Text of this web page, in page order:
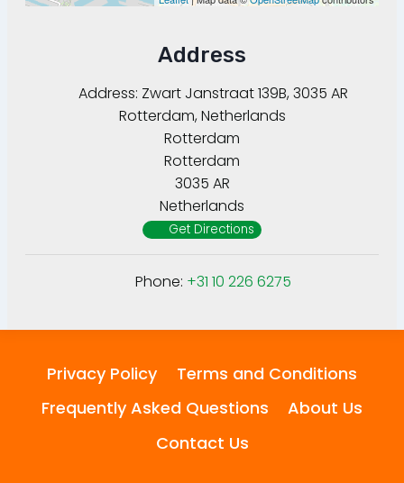
Address
Address: Zwart Janstraat 139B, 3035 AR
Rotterdam, Netherlands
Rotterdam
Rotterdam
3035 AR
Netherlands
Get Directions
Phone: +31 10 226 6275
Privacy Policy
Terms and Conditions
Frequently Asked Questions
About Us
Contact Us